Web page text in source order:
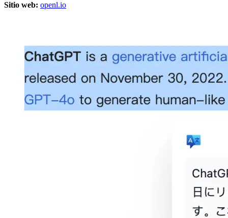
Sitio web: openl.io